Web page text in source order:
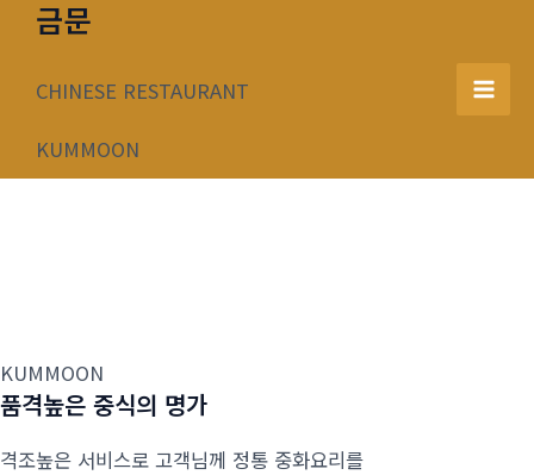
너
금문
CHINESE RESTAURANT
KUMMOON
Main
KUMMOON
품격높은 중식의 명가
격조높은 서비스로 고객님께 정통 중화요리를